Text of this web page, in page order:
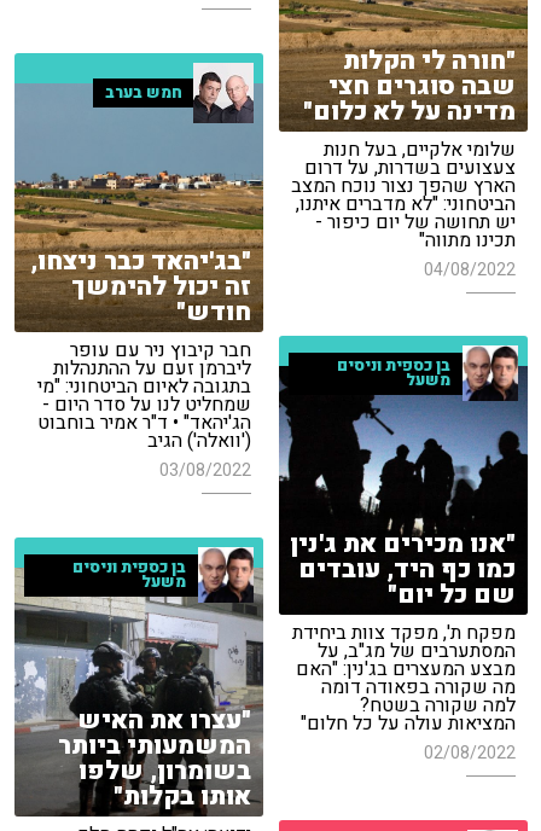
"חורה לי הקלות
שבה סוגרים חצי
מדינה על לא כלום"
שלומי אלקיים, בעל חנות
צעצועים בשדרות, על דרום
הארץ שהפך נצור נוכח המצב
הביטחוני: "לא מדברים איתנו,
יש תחושה של יום כיפור -
תכינו מתווה"
04/08/2022
חמש בערב
"בג'יהאד כבר ניצחו,
זה יכול להימשך
חודש"
חבר קיבוץ ניר עם עופר
ליברמן זעם על ההתנהלות
בתגובה לאיום הביטחוני: "מי
שמחליט לנו על סדר היום -
הג'יהאד" • ד"ר אמיר בוחבוט
('וואלה') הגיב
03/08/2022
בן כספית וניסים
משעל
"אנו מכירים את ג'נין
כמו כף היד, עובדים
שם כל יום"
מפקח ת', מפקד צוות ביחידת
המסתערבים של מג"ב, על
מבצע המעצרים בג'נין: "האם
מה שקורה בפאודה דומה
למה שקורה בשטח?
המציאות עולה על כל חלום"
02/08/2022
בן כספית וניסים
משעל
"עצרו את האיש
המשמעותי ביותר
בשומרון, שלפו
אותו בקלות"